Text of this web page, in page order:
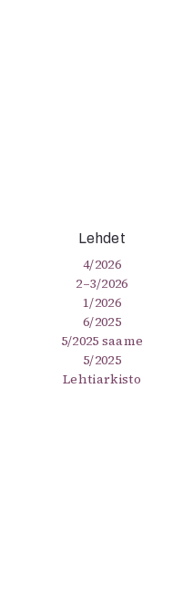
Lehdet
4/2026
2–3/2026
1/2026
6/2025
5/2025 saame
5/2025
Lehtiarkisto